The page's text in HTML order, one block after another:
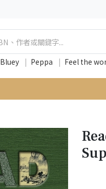
Bluey | Peppa | Feel the